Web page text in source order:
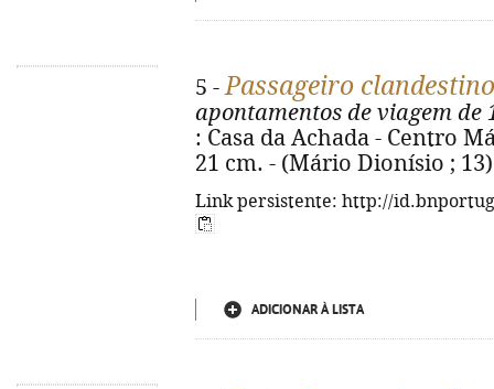
5 -Passageiro
apontamentos de viagem de
: Casa da Achada - Centro
21 cm. - (Mário Dionísio ;
Link persistente: http://
ADICIONAR À LISTA